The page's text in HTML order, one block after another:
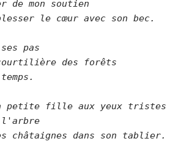
de mon soutien
le cœur avec son bec.
ses pas
des forêts
temps.
petite fille aux yeux tristes
l'arbre
châtaignes dans son tablier.